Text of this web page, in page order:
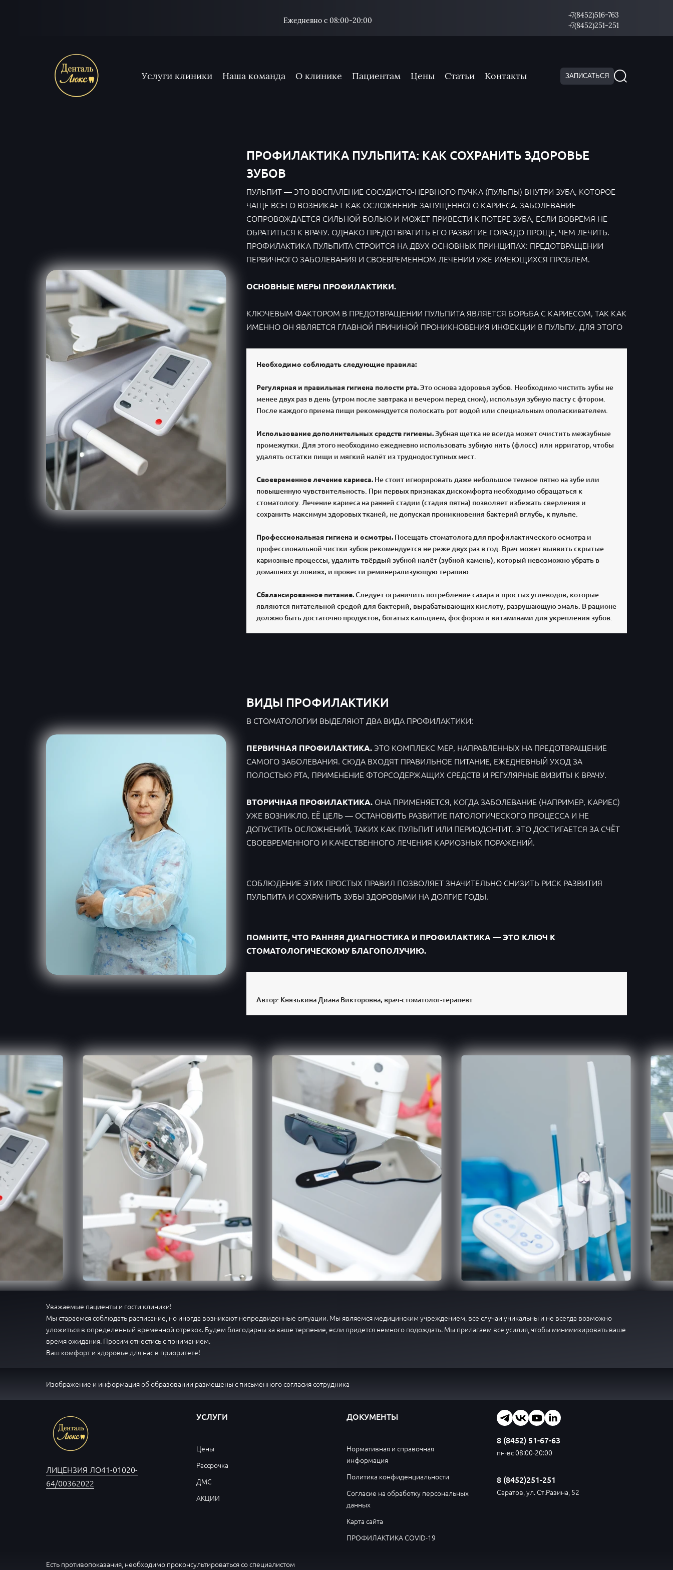
+7(8452)516-763
+7(8452)251-251
Ежедневно с 08:00-20:00
Услуги клиники Наша команда О клинике Пациентам Цены Статьи Контакты ЗАПИСАТЬСЯ
ПРОФИЛАКТИКА ПУЛЬПИТА: КАК СОХРАНИТЬ ЗДОРОВЬЕ
ЗУБОВ
ПУЛЬПИТ — ЭТО ВОСПАЛЕНИЕ СОСУДИСТО-НЕРВНОГО ПУЧКА (ПУЛЬПЫ) ВНУТРИ ЗУБА, КОТОРОЕ
ЧАЩЕ ВСЕГО ВОЗНИКАЕТ КАК ОСЛОЖНЕНИЕ ЗАПУЩЕННОГО КАРИЕСА. ЗАБОЛЕВАНИЕ
СОПРОВОЖДАЕТСЯ СИЛЬНОЙ БОЛЬЮ И МОЖЕТ ПРИВЕСТИ К ПОТЕРЕ ЗУБА, ЕСЛИ ВОВРЕМЯ НЕ
ОБРАТИТЬСЯ К ВРАЧУ. ОДНАКО ПРЕДОТВРАТИТЬ ЕГО РАЗВИТИЕ ГОРАЗДО ПРОЩЕ, ЧЕМ ЛЕЧИТЬ.
ПРОФИЛАКТИКА ПУЛЬПИТА СТРОИТСЯ НА ДВУХ ОСНОВНЫХ ПРИНЦИПАХ: ПРЕДОТВРАЩЕНИИ
ПЕРВИЧНОГО ЗАБОЛЕВАНИЯ И СВОЕВРЕМЕННОМ ЛЕЧЕНИИ УЖЕ ИМЕЮЩИХСЯ ПРОБЛЕМ.
ОСНОВНЫЕ МЕРЫ ПРОФИЛАКТИКИ.
КЛЮЧЕВЫМ ФАКТОРОМ В ПРЕДОТВРАЩЕНИИ ПУЛЬПИТА ЯВЛЯЕТСЯ БОРЬБА С КАРИЕСОМ, ТАК КАК
ИМЕННО ОН ЯВЛЯЕТСЯ ГЛАВНОЙ ПРИЧИНОЙ ПРОНИКНОВЕНИЯ ИНФЕКЦИИ В ПУЛЬПУ. ДЛЯ ЭТОГО
Необходимо соблюдать следующие правила:
Регулярная и правильная гигиена полости рта.Это основа здоровья зубов. Необходимо чистить зубы не
менее двух раз в день (утром после завтрака и вечером перед сном), используя зубную пасту с фтором.
После каждого приема пищи рекомендуется полоскать рот водой или специальным ополаскивателем.
Использование дополнительных средств гигиены.Зубная щетка не всегда может очистить межзубные
промежутки. Для этого необходимо ежедневно использовать зубную нить (флосс) или ирригатор, чтобы
удалять остатки пищи и мягкий налёт из труднодоступных мест.
Своевременное лечение кариеса. Не стоит игнорировать даже небольшое темное пятно на зубе или
повышенную чувствительность. При первых признаках дискомфорта необходимо обращаться к
стоматологу. Лечение кариеса на ранней стадии (стадия пятна) позволяет избежать сверления и
сохранить максимум здоровых тканей, не допуская проникновения бактерий вглубь, к пульпе.
Профессиональная гигиена и осмотры. Посещать стоматолога для профилактического осмотра и
профессиональной чистки зубов рекомендуется не реже двух раз в год. Врач может выявить скрытые
кариозные процессы, удалить твёрдый зубной налёт (зубной камень), который невозможно убрать в
домашних условиях, и провести реминерализующую терапию.
Сбалансированное питание.Следует ограничить потребление сахара и простых углеводов, которые
являются питательной средой для бактерий, вырабатывающих кислоту, разрушающую эмаль. В рационе
должно быть достаточно продуктов, богатых кальцием, фосфором и витаминами для укрепления зубов.
ВИДЫ ПРОФИЛАКТИКИ
В СТОМАТОЛОГИИ ВЫДЕЛЯЮТ ДВА ВИДА ПРОФИЛАКТИКИ:
ПЕРВИЧНАЯ ПРОФИЛАКТИКА.ЭТО КОМПЛЕКС МЕР, НАПРАВЛЕННЫХ НА ПРЕДОТВРАЩЕНИЕ
САМОГО ЗАБОЛЕВАНИЯ. СЮДА ВХОДЯТ ПРАВИЛЬНОЕ ПИТАНИЕ, ЕЖЕДНЕВНЫЙ УХОД ЗА
ПОЛОСТЬЮ РТА, ПРИМЕНЕНИЕ ФТОРСОДЕРЖАЩИХ СРЕДСТВ И РЕГУЛЯРНЫЕ ВИЗИТЫ К ВРАЧУ.
ВТОРИЧНАЯ ПРОФИЛАКТИКА. ОНА ПРИМЕНЯЕТСЯ, КОГДА ЗАБОЛЕВАНИЕ (НАПРИМЕР, КАРИЕС)
УЖЕ ВОЗНИКЛО. ЕЁ ЦЕЛЬ — ОСТАНОВИТЬ РАЗВИТИЕ ПАТОЛОГИЧЕСКОГО ПРОЦЕССА И НЕ
ДОПУСТИТЬ ОСЛОЖНЕНИЙ, ТАКИХ КАК ПУЛЬПИТ ИЛИ ПЕРИОДОНТИТ. ЭТО ДОСТИГАЕТСЯ ЗА СЧЁТ
СВОЕВРЕМЕННОГО И КАЧЕСТВЕННОГО ЛЕЧЕНИЯ КАРИОЗНЫХ ПОРАЖЕНИЙ.
СОБЛЮДЕНИЕ ЭТИХ ПРОСТЫХ ПРАВИЛ ПОЗВОЛЯЕТ ЗНАЧИТЕЛЬНО СНИЗИТЬ РИСК РАЗВИТИЯ
ПУЛЬПИТА И СОХРАНИТЬ ЗУБЫ ЗДОРОВЫМИ НА ДОЛГИЕ ГОДЫ.
ПОМНИТЕ, ЧТО РАННЯЯ ДИАГНОСТИКА И ПРОФИЛАКТИКА — ЭТО КЛЮЧ К
СТОМАТОЛОГИЧЕСКОМУ БЛАГОПОЛУЧИЮ.
Автор: Князькина Диана Викторовна, врач-стоматолог-терапевт
Уважаемые пациенты и гости клиники!
Мы стараемся соблюдать расписание, но иногда возникают непредвиденные ситуации. Мы являемся медицинским учреждением, все случаи уникальны и не всегда возможно
уложиться в определенный временной отрезок. Будем благодарны за ваше терпение, если придется немного подождать. Мы прилагаем все усилия, чтобы минимизировать ваше
время ожидания. Просим отнестись с пониманием.
Ваш комфорт и здоровье для нас в приоритете!
Изображение и информация об образовании размещены с письменного согласия сотрудника
ЛИЦЕНЗИЯ ЛО41-01020-
64/00362022
УСЛУГИ
Цены
Рассрочка
ДМС
АКЦИИ
ДОКУМЕНТЫ
Нормативная и справочная
информация
Политика конфиденциальности
Согласие на обработку персональных
данных
Карта сайта
ПРОФИЛАКТИКА COVID-19
8 (8452) 51-67-63
пн-вс 08:00-20:00
8 (8452)251-251
Саратов, ул. Ст.Разина, 52
Есть противопоказания, необходимо проконсультироваться со специалистом